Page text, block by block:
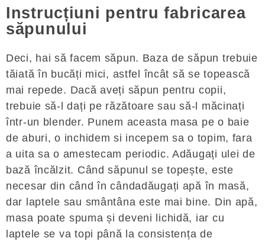
Instrucțiuni pentru fabricarea
săpunului
Deci, hai să facem săpun. Baza de săpun trebuie
tăiată în bucăți mici, astfel încât să se topească
mai repede. Dacă aveți săpun pentru copii,
trebuie să-l dați pe răzătoare sau să-l măcinați
într-un blender. Punem aceasta masa pe o baie
de aburi, o inchidem si incepem sa o topim, fara
a uita sa o amestecam periodic. Adăugați ulei de
bază încălzit. Când săpunul se topește, este
necesar din când în cândadăugați apă în masă,
dar laptele sau smântâna este mai bine. Din apă,
masa poate spuma și deveni lichidă, iar cu
laptele se va topi până la consistența de